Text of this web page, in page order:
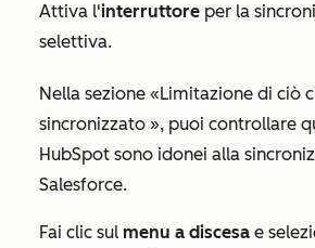
Attiva l'interruttore per la
selettiva.
Nella sezione «Limitazione di ciò
sincronizzato », puoi controllare
HubSpot sono idonei alla
Salesforce.
Fai clic sul menu a discesa e